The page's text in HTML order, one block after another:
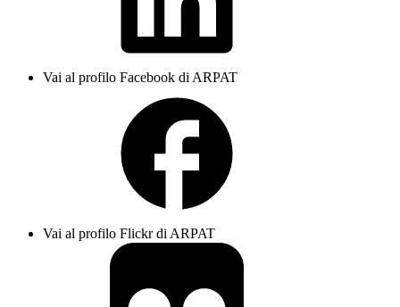
Vai al profilo Facebook di ARPAT
Vai al profilo Flickr di ARPAT